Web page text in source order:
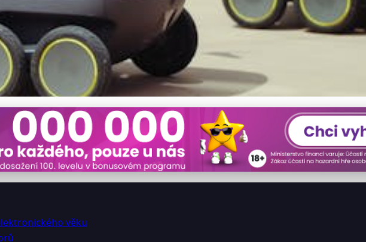
elektronika proměnila svět v
věku